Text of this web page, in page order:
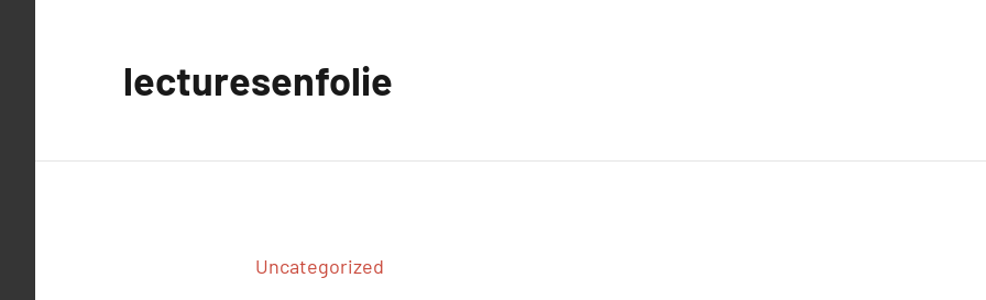
lecturesenfolie
Uncategorized